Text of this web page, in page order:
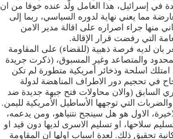
في إسرائيل، هذا العامل ولَّد عنده خوفا من ان
مما يعني نهاية لدوره السياسي، ربما إلى
منها جراء اصراره على اقالة مدير الامن
التي رفضت قرار الإقالة.
بان لديه فرصة ذهبية (للقضاء) على المقاومة
والمتصاعد وغير المسبوق، (ذكرت جريدة
امتلك اسلحة وذخائر أمريكية متطورة لم تكن
في تحجيم دور الاطراف المناهضة لدولة
السابق (والان محاولات فتح جبهة جديدة ضد
التي توجهها الأساطيل الأمريكية لليمن.
الاول هو هل سينجح نتنياهو، ومن يدعمه،
سلاحها، او تسليم الاسرى لديها دون قيد او
تحقيق ذلك. لعدة اسباب اولها ان المقاومة